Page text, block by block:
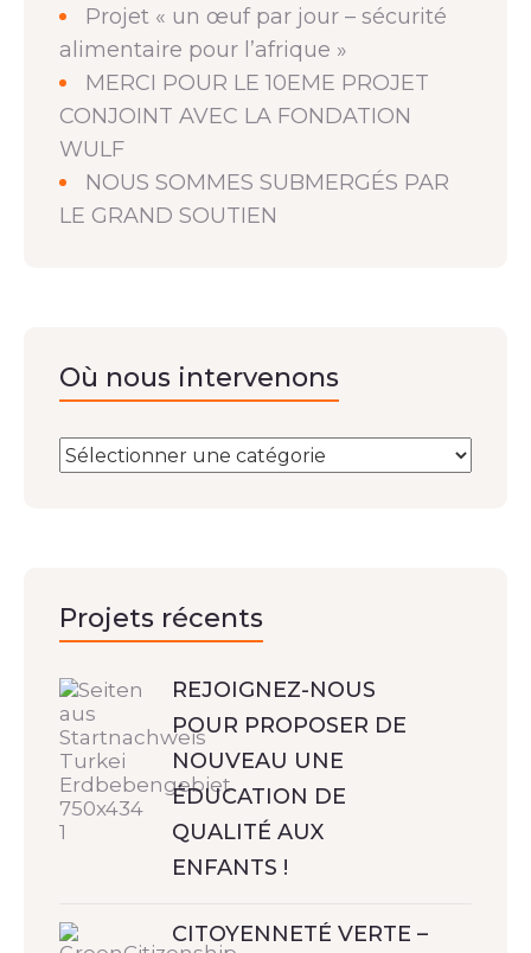
Projet « un œuf par jour – sécurité
alimentaire pour l’afrique »
MERCI POUR LE 10EME PROJET
CONJOINT AVEC LA FONDATION
WULF
NOUS SOMMES SUBMERGÉS PAR
LE GRAND SOUTIEN
Où nous intervenons
Projets récents
REJOIGNEZ-NOUS
POUR PROPOSER DE
NOUVEAU UNE
ÉDUCATION DE
QUALITÉ AUX
ENFANTS !
CITOYENNETÉ VERTE –